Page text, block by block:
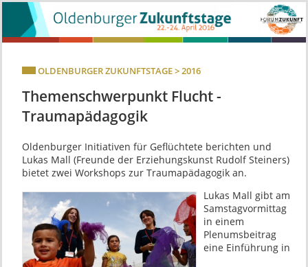
OLDENBURGER ZUKUNFTSTAGE > 2016
Themenschwerpunkt Flucht -
Traumapädagogik
Oldenburger Initiativen für Geflüchtete berichten und
Lukas Mall (Freunde der Erziehungskunst Rudolf Steiners)
bietet zwei Workshops zur Traumapädagogik an.
Lukas Mall gibt am
Samstagvormittag
in einem
Plenumsbeitrag
eine Einführung in